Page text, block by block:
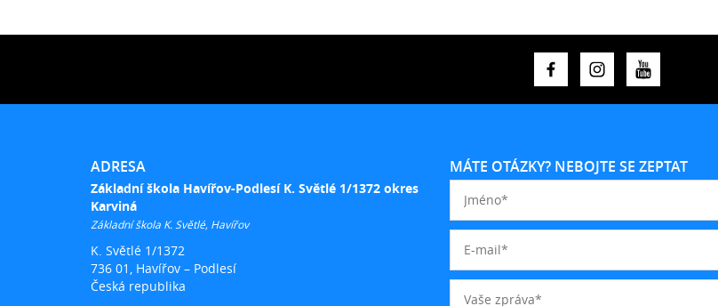
ADRESA
Základní škola Havířov-Podlesí K. Světlé 1/1372 okres
Karviná
Základní škola K. Světlé, Havířov
K. Světlé 1/1372
736 01, Havířov – Podlesí
Česká republika
MÁTE OTÁZKY? NEBOJTE SE ZEPTAT